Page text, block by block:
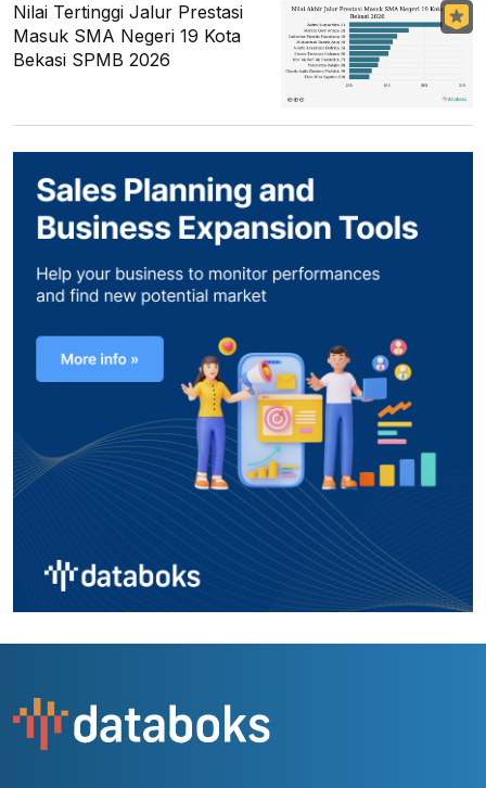
Nilai Tertinggi Jalur Prestasi
Masuk SMA Negeri 19 Kota
Bekasi SPMB 2026